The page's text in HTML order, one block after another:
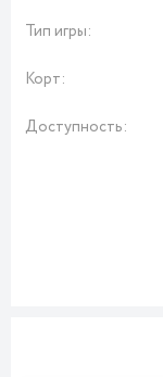
Тип игры:
Корт:
Доступность: